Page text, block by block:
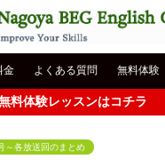
金 よくある質問 無料体験
料体験レッスンはコチラ
～各放送回のまとめ